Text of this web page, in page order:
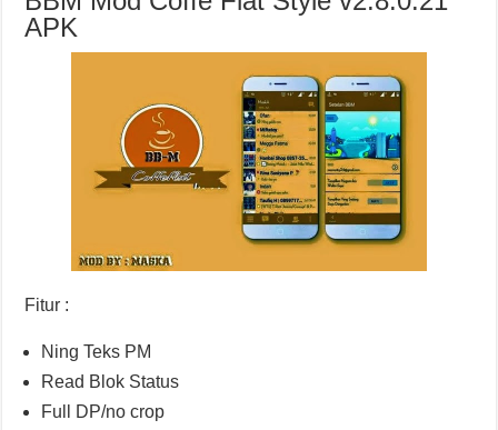
APK
Fitur :
Ning Teks PM
Read Blok Status
Full DP/no crop